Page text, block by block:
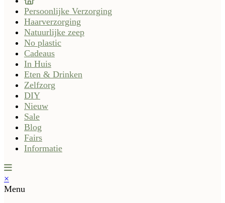
Persoonlijke Verzorging
Haarverzorging
Natuurlijke zeep
No plastic
Cadeaus
In Huis
Eten & Drinken
Zelfzorg
DIY
Nieuw
Sale
Blog
Fairs
Informatie
×
Menu